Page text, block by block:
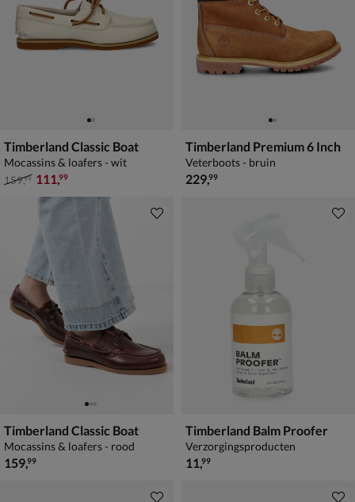
Timberland Classic Boat
Mocassins & loafers - wit
van € 159,99 voor € 111,99
159,99 111,99
Timberland Premium 6 Inch
Veterboots - bruin
€ 229,99
229,99
Timberland Classic Boat
Mocassins & loafers - rood
€ 159,99
159,99
Timberland Balm Proofer
Verzorgingsproducten
€ 11,99
11,99